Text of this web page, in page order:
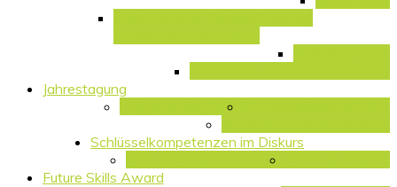
Jahrestagung
Mitgliedertag 2026
Schlüsselkompetenzen im Diskurs
Aktuelle Veranstaltungen
Future Skills Award